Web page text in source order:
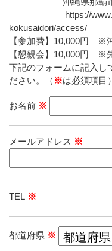
https://
kokusaidori/access/
【参加費】10,000円 ※
【懇親会】10,000円 ※
下記のフォームに記入し
ださい。（ ※は必須項目）
お名前 ※
メールアドレス ※
TEL ※
都道府県 ※